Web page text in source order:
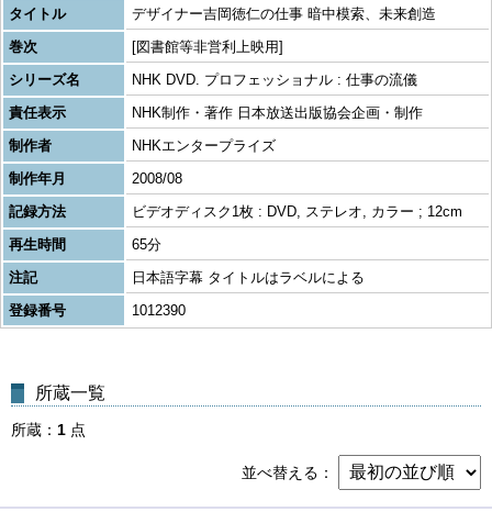
タイトル
デザイナー吉岡徳仁の仕事 暗中模索、未来創造
巻次
[図書館等非営利上映用]
シリーズ名
NHK DVD. プロフェッショナル : 仕事の流儀
責任表示
NHK制作・著作 日本放送出版協会企画・制作
制作者
NHKエンタープライズ
制作年月
2008/08
記録方法
ビデオディスク1枚 : DVD, ステレオ, カラー ; 12cm
再生時間
65分
注記
日本語字幕 タイトルはラベルによる
登録番号
1012390
所蔵一覧
所蔵 1 点
並べ替える